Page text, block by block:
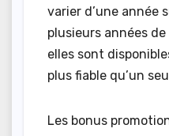
varier d’une année
plusieurs années
elles sont
plus fiable qu’un
Les bonus